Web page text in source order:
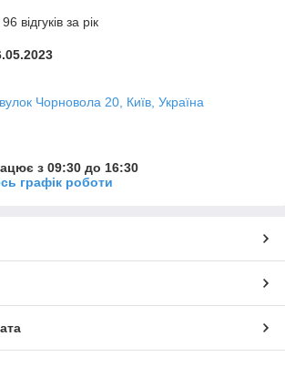
відгуків за рік
Чорновола 20, Київ, Україна
з 09:30 до 16:30
графік роботи